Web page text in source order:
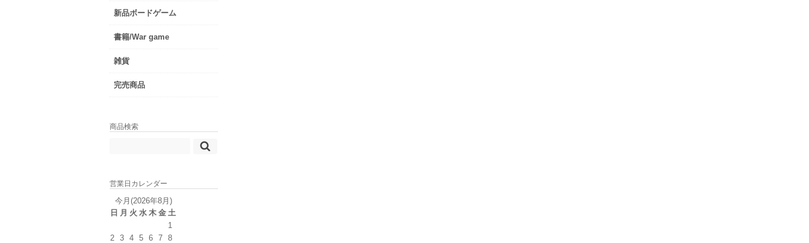
新品ボードゲーム
書籍/War game
雑貨
完売商品
商品検索
営業日カレンダー
今月(2026年8月)
日 月 火 水 木 金 土
1
2 3 4 5 6 7 8